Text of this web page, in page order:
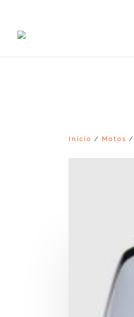
Inicio / Motos /